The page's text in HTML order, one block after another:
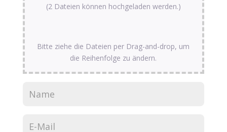
(2 Dateien können hochgeladen werden.)
Bitte ziehe die Dateien per Drag-and-drop, um
die Reihenfolge zu ändern.